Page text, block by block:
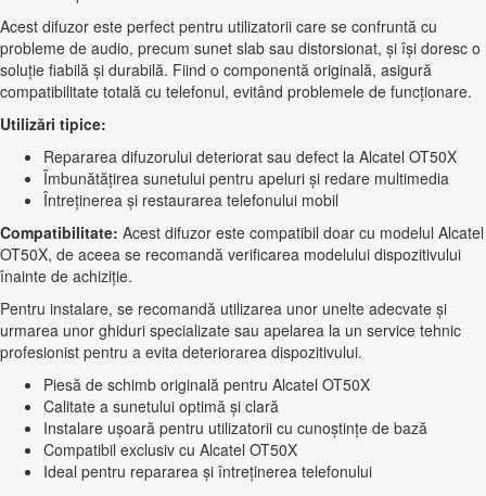
Acest difuzor este perfect pentru utilizatorii care se confruntă cu
probleme de audio, precum sunet slab sau distorsionat, și își doresc o
soluție fiabilă și durabilă. Fiind o componentă originală, asigură
compatibilitate totală cu telefonul, evitând problemele de funcționare.
Utilizări tipice:
Repararea difuzorului deteriorat sau defect la Alcatel OT50X
Îmbunătățirea sunetului pentru apeluri și redare multimedia
Întreținerea și restaurarea telefonului mobil
Compatibilitate: Acest difuzor este compatibil doar cu modelul Alcatel
OT50X, de aceea se recomandă verificarea modelului dispozitivului
înainte de achiziție.
Pentru instalare, se recomandă utilizarea unor unelte adecvate și
urmarea unor ghiduri specializate sau apelarea la un service tehnic
profesionist pentru a evita deteriorarea dispozitivului.
Piesă de schimb originală pentru Alcatel OT50X
Calitate a sunetului optimă și clară
Instalare ușoară pentru utilizatorii cu cunoștințe de bază
Compatibil exclusiv cu Alcatel OT50X
Ideal pentru repararea și întreținerea telefonului